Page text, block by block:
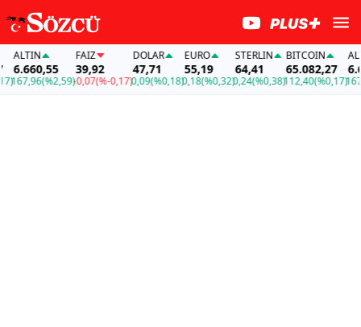
(%2,59)
FAİZ
39,92
-0,07(%-0,17)
DOLAR
47,71
0,09(%0,18)
EURO
55,19
0,18(%0,32)
STERLIN
64,41
0,24(%0,38)
BITCOIN
65.082,27
112,40(%0,17)
ALTIN
167,96